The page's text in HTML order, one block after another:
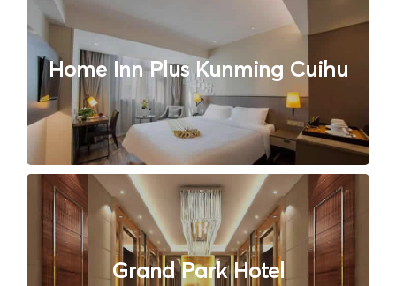
Home Inn Plus Kunming Cuihu
Grand Park Hotel